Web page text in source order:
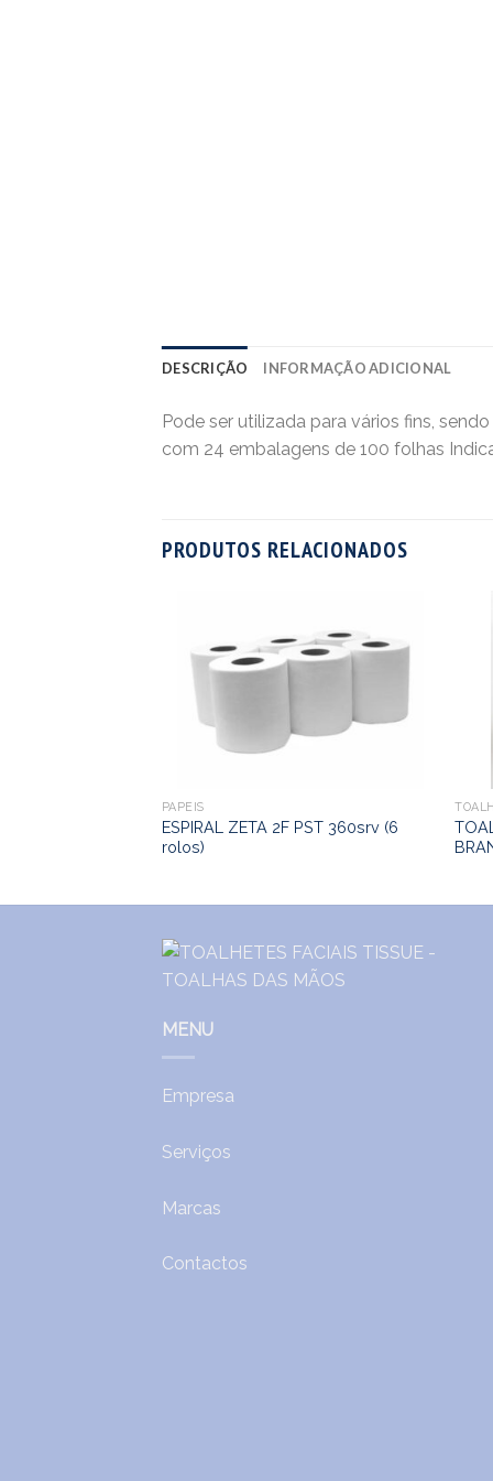
DESCRIÇÃO INFORMAÇÃO ADICIONAL
Pode ser utilizada para vários fins,
com 24 embalagens de 100 folhas
PRODUTOS RELACIONADOS
PAPEIS
ESPIRAL ZETA 2F PST 360srv (6
rolos)
MENU
Empresa
Serviços
Marcas
Contactos